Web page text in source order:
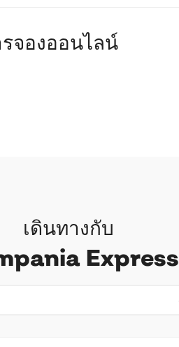
จองออนไลน์
เดินทางกับ
Express